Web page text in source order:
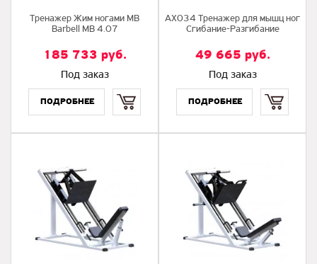
Тренажер Жим ногами MB
Barbell MB 4.07
185 733 руб.
Под заказ
AX034 Тренажер для мышц ног
Сгибание-Разгибание
49 665 руб.
Под заказ